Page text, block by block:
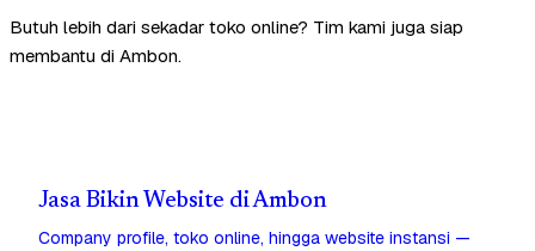
Butuh lebih dari sekadar toko online? Tim kami juga siap
membantu di Ambon.
Jasa Bikin Website di Ambon
Company profile, toko online, hingga website instansi —